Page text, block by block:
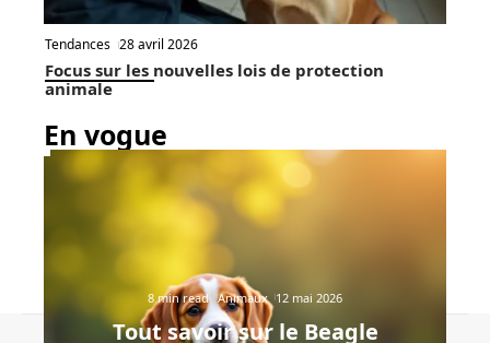
Tendances 28 avril 2026
Focus sur les nouvelles lois de protection
animale
En vogue
8 min read Animaux 12 mai 2026
Tout savoir sur le Beagle